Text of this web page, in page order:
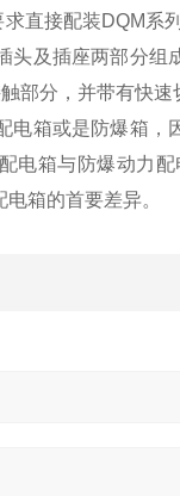
直接配装DQM系
及插座两部分
部分，并带有快
箱或是防爆箱
电箱与防爆动力
箱的首要差异。